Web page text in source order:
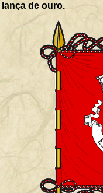
de ouro.